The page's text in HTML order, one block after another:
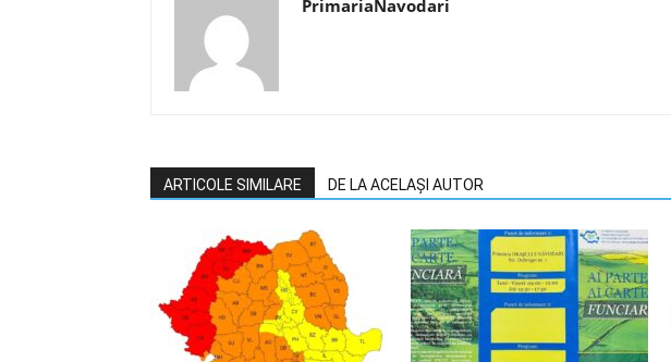
PrimariaNavodari
ARTICOLE SIMILARE DE LA ACELAȘI AUTOR